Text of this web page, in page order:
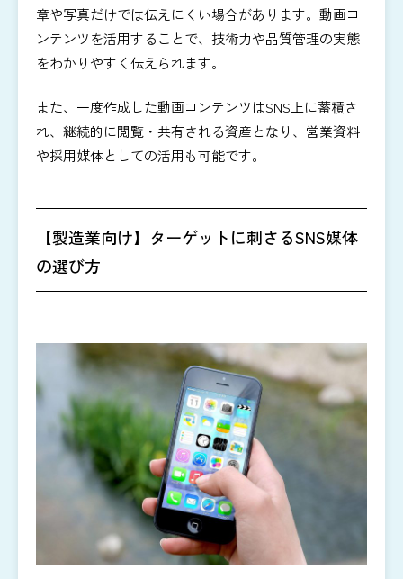
章や写真だけでは伝えにくい場合があります。動画コ
ンテンツを活用することで、技術力や品質管理の実態
をわかりやすく伝えられます。
また、一度作成した動画コンテンツはSNS上に蓄積さ
れ、継続的に閲覧・共有される資産となり、営業資料
や採用媒体としての活用も可能です。
【製造業向け】ターゲットに刺さるSNS媒体
の選び方